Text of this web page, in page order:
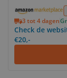
3 tot 4 dagen
Check de
€20,-